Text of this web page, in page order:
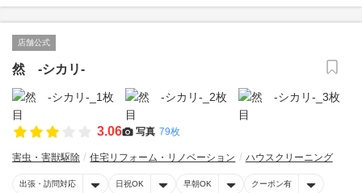
店舗公式
然 -シカリ-
3.06 写真 79枚
害虫・害獣駆除 住宅リフォーム・リノベーション ハウスクリーニング
出張・訪問対応 日祝OK 早朝OK クーポン有